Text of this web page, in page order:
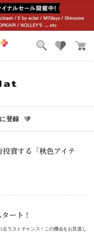
登録
資する「秋色アイテ
ート！
るラストチャンス！この機会をお見逃し